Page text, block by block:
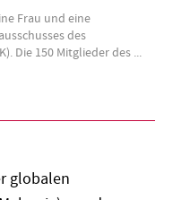
Frau und eine
des
Die 150 Mitglieder des ...
globalen